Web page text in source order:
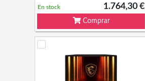
1.764,30 €
En stock
Comprar